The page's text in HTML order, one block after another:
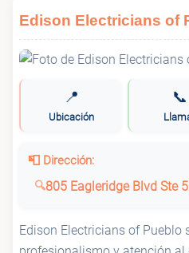
Edison Electricians of
📍
Ubicación
📞
📮 Dirección:
805 Eagleridge Blvd Ste
Edison Electricians of Pueblo